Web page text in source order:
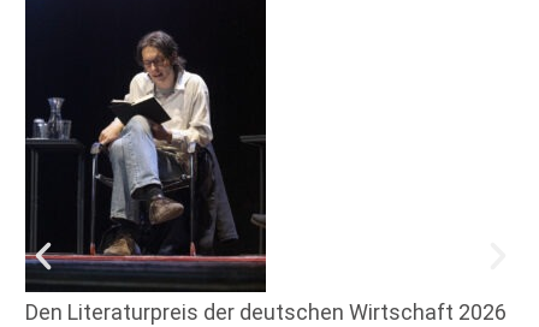
Den Literaturpreis der deutschen Wirtschaft 2026